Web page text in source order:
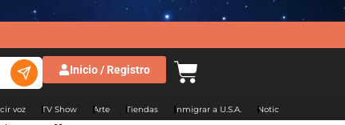
Inicio / Registro
voz TV Show Arte Tiendas Inmigrar a U.S.A. Noticias Argentina